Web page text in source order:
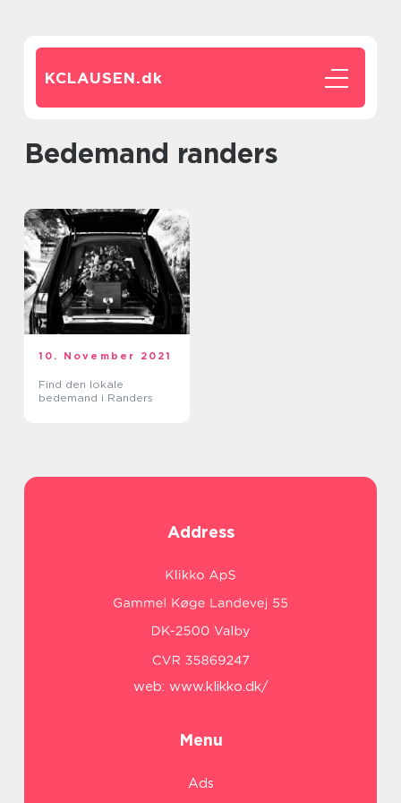
KCLAUSEN.dk
bedemand randers
10. November 2021
Find den lokale
bedemand i Randers
Address
web: www.klikko.dk/
Menu
Ads